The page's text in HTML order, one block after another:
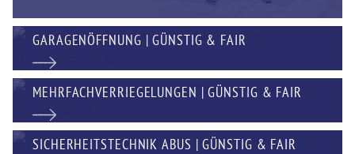
GARAGENÖFFNUNG | GÜNSTIG & FAIR
MEHRFACHVERRIEGELUNGEN | GÜNSTIG & FAIR
SICHERHEITSTECHNIK ABUS | GÜNSTIG & FAIR